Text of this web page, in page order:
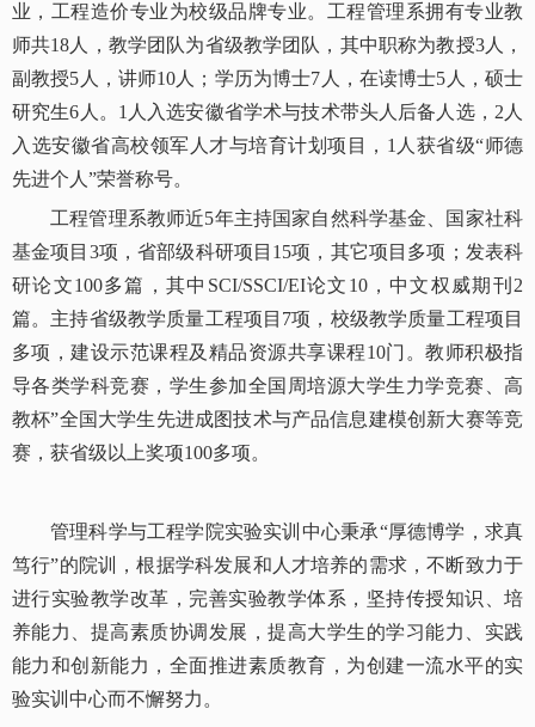
业，工程造价专业为校级品牌专业。工程管理系拥有专业教
师共18人，教学团队为省级教学团队，其中职称为教授3人，
副教授5人，讲师10人；学历为博士7人，在读博士5人，硕士
研究生6人。1人入选安徽省学术与技术带头人后备人选，2人
入选安徽省高校领军人才与培育计划项目，1人获省级“师德
先进个人”荣誉称号。
工程管理系教师近5年主持国家自然科学基金、国家社科
基金项目3项，省部级科研项目15项，其它项目多项；发表科
研论文100多篇，其中SCI/SSCI/EI论文10，中文权威期刊2
篇。主持省级教学质量工程项目7项，校级教学质量工程项目
多项，建设示范课程及精品资源共享课程10门。教师积极指
导各类学科竞赛，学生参加全国周培源大学生力学竞赛、高
教杯”全国大学生先进成图技术与产品信息建模创新大赛等竞
赛，获省级以上奖项100多项。
管理科学与工程学院实验实训中心秉承“厚德博学，求真
笃行”的院训，根据学科发展和人才培养的需求，不断致力于
进行实验教学改革，完善实验教学体系，坚持传授知识、培
养能力、提高素质协调发展，提高大学生的学习能力、实践
能力和创新能力，全面推进素质教育，为创建一流水平的实
验实训中心而不懈努力。